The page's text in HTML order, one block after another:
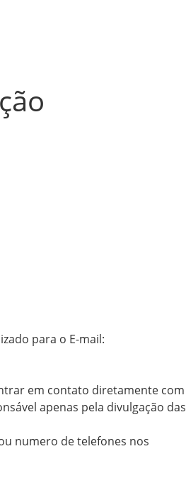
para o E-mail:
em contato diretamente com
apenas pela divulgação das
numero de telefones nos